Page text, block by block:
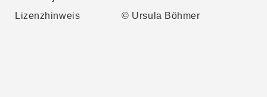
Lizenzhinweis
© Ursula Böhmer